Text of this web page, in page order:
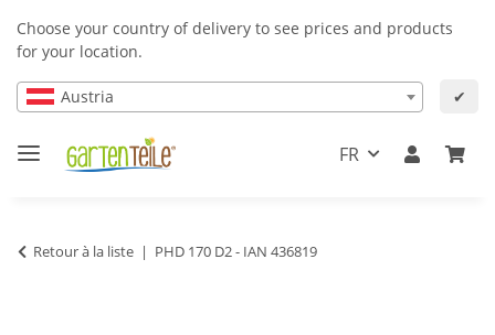
Choose your country of delivery to see prices and products
for your location.
Austria ✔
FR
Retour à la liste PHD 170 D2 - IAN 436819